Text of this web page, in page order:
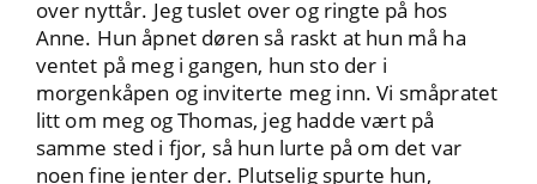
over nyttår. Jeg tuslet over og ringte på hos
Anne. Hun åpnet døren så raskt at hun må ha
ventet på meg i gangen, hun sto der i
morgenkåpen og inviterte meg inn. Vi småpratet
litt om meg og Thomas, jeg hadde vært på
samme sted i fjor, så hun lurte på om det var
noen fine jenter der. Plutselig spurte hun,